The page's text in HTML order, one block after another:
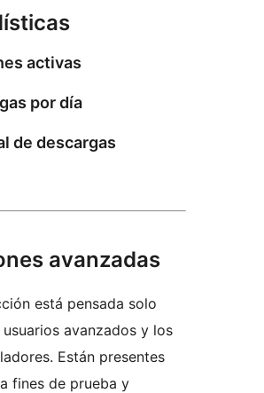
activas
por día
de descargas
avanzadas
está pensada solo
avanzados y los
Están presentes
fines de prueba y